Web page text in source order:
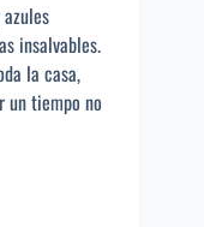
insalvables.
la casa,
un tiempo no